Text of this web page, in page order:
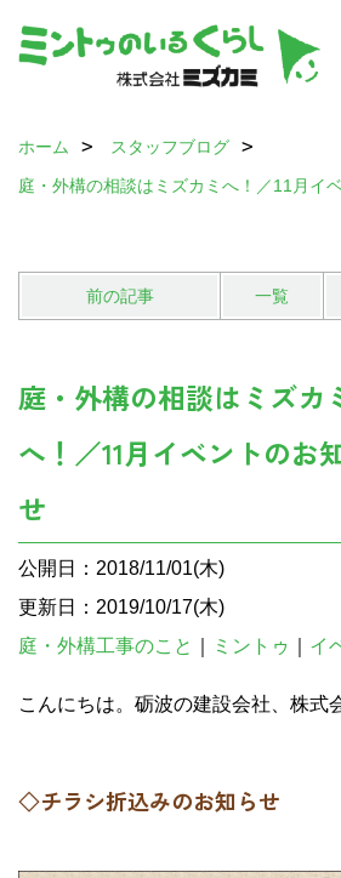
ホーム
スタッフブログ
庭・外構の相談はミズカミへ！／11月イ
前の記事 一覧
庭・外構の相談はミズカ
へ！／11月イベントのお
せ
公開日：2018/11/01(木)
更新日：2019/10/17(木)
庭・外構工事のこと
ミントゥ イ
こんにちは。砺波の建設会社、株式
◇チラシ折込みのお知らせ